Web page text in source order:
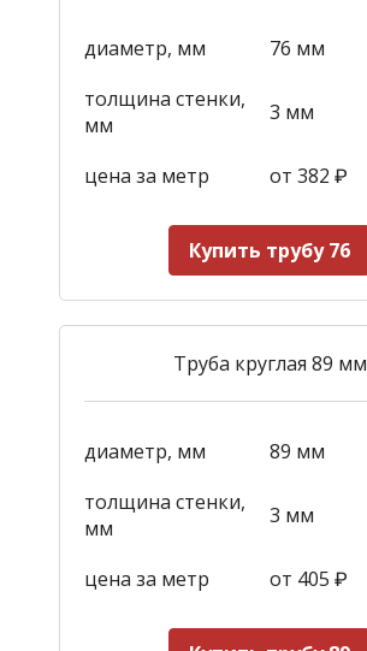
диаметр, мм
76 мм
толщина стенки,
мм
3 мм
цена за метр от 382 ₽
Купить трубу 76
Труба круглая 89 мм
диаметр, мм
89 мм
толщина стенки,
мм
3 мм
цена за метр от 405 ₽